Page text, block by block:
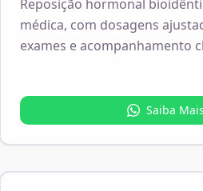
Reposição hormonal
médica, com dosagens
exames e acompanhamento
Saiba Mais